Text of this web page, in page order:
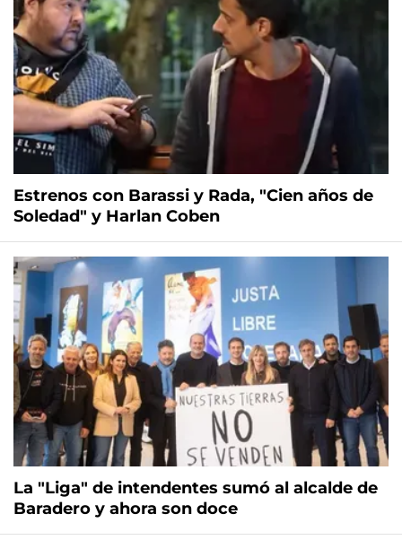
Estrenos con Barassi y Rada, "Cien años de
Soledad" y Harlan Coben
La "Liga" de intendentes sumó al alcalde de
Baradero y ahora son doce